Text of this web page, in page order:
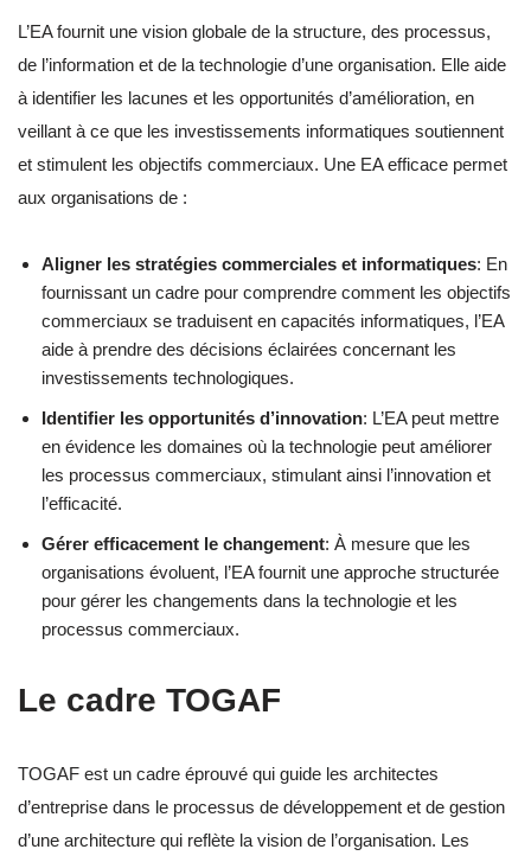
L’EA fournit une vision globale de la structure, des processus,
de l’information et de la technologie d’une organisation. Elle aide
à identifier les lacunes et les opportunités d’amélioration, en
veillant à ce que les investissements informatiques soutiennent
et stimulent les objectifs commerciaux. Une EA efficace permet
aux organisations de :
Aligner les stratégies commerciales et informatiques: En
fournissant un cadre pour comprendre comment les objectifs
commerciaux se traduisent en capacités informatiques, l’EA
aide à prendre des décisions éclairées concernant les
investissements technologiques.
Identifier les opportunités d’innovation: L’EA peut mettre
en évidence les domaines où la technologie peut améliorer
les processus commerciaux, stimulant ainsi l’innovation et
l’efficacité.
Gérer efficacement le changement: À mesure que les
organisations évoluent, l’EA fournit une approche structurée
pour gérer les changements dans la technologie et les
processus commerciaux.
Le cadre TOGAF
TOGAF est un cadre éprouvé qui guide les architectes
d’entreprise dans le processus de développement et de gestion
d’une architecture qui reflète la vision de l’organisation. Les